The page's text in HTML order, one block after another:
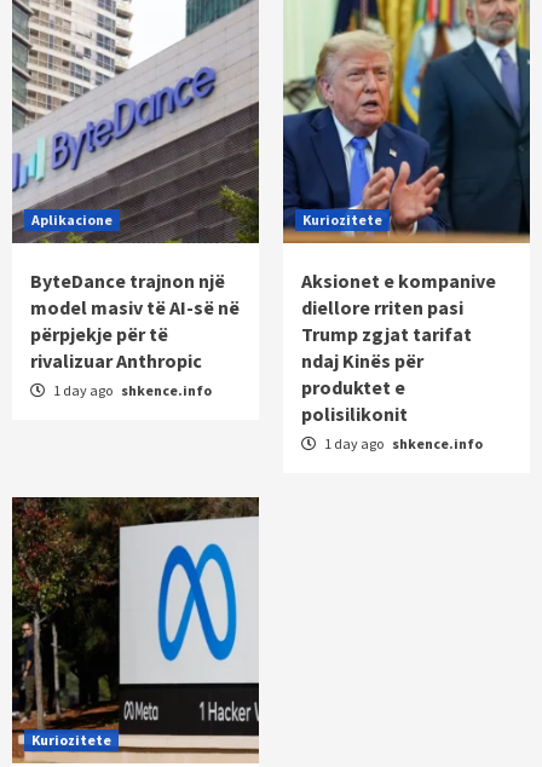
Aplikacione
ByteDance trajnon një
model masiv të AI-së në
përpjekje për të
rivalizuar Anthropic
1 day ago shkence.info
Kuriozitete
Aksionet e kompanive
diellore rriten pasi
Trump zgjat tarifat
ndaj Kinës për
produktet e
polisilikonit
1 day ago shkence.info
Kuriozitete